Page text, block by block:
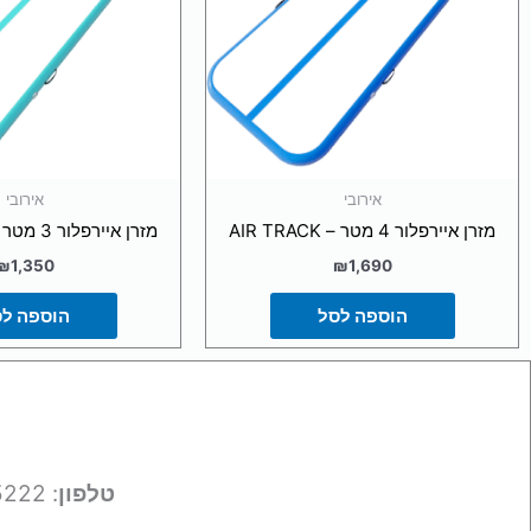
אירובי
מזרן איירפלור 4 מטר – AIR TRACK
₪1,690
הוספה לסל
אירובי
מזרן איירפלור 3 מטר – AIR TRACK
1,350
הוספה
טלפון: 050-9695222